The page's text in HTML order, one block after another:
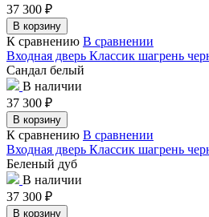
37 300 ₽
В корзину
К сравнению В сравнении
Входная дверь Классик шагрень
Сандал белый
В наличии
37 300 ₽
В корзину
К сравнению В сравнении
Входная дверь Классик шагрень
Беленый дуб
В наличии
37 300 ₽
В корзину